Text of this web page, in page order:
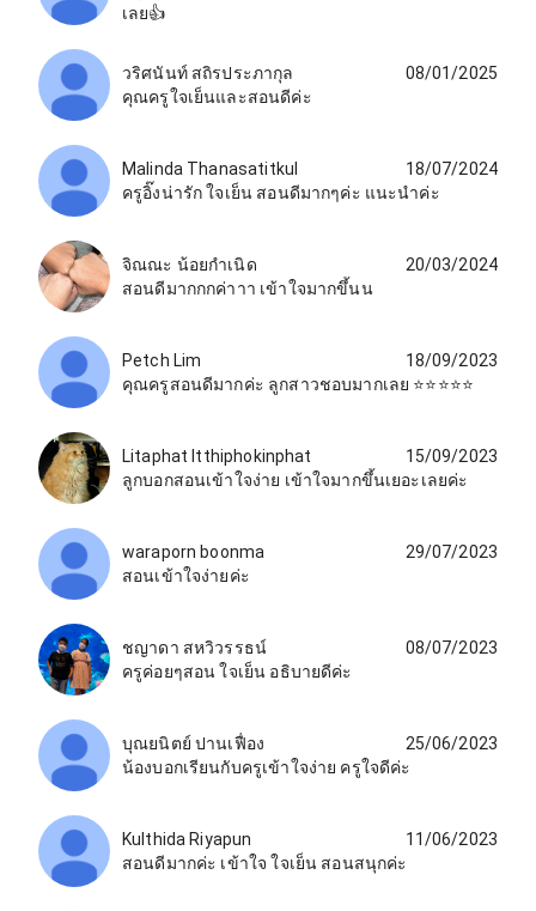
เลย👍
วริศนันท์ สถิรประภากุล
08/01/2025
คุณครูใจเย็นและสอนดีค่ะ
Malinda Thanasatitkul
18/07/2024
ครูอิ๊งน่ารัก ใจเย็น สอนดีมากๆค่ะ แนะนำค่ะ
จิณณะ น้อยกำเนิด
20/03/2024
สอนดีมากกกค่าาา เข้าใจมากขึ้นน
Petch Lim
18/09/2023
คุณครูสอนดีมากค่ะ ลูกสาวชอบมากเลย ⭐️⭐️⭐️⭐️⭐️
Litaphat Itthiphokinphat
15/09/2023
ลูกบอกสอนเข้าใจง่าย เข้าใจมากขึ้นเยอะเลยค่ะ
waraporn boonma
29/07/2023
สอนเข้าใจง่ายค่ะ
ชญาดา สหวิวรรธน์
08/07/2023
ครูค่อยๆสอน ใจเย็น อธิบายดีค่ะ
บุณยนิตย์ ปานเฟื่อง
25/06/2023
น้องบอกเรียนกับครูเข้าใจง่าย ครูใจดีค่ะ
Kulthida Riyapun
11/06/2023
สอนดีมากค่ะ เข้าใจ ใจเย็น สอนสนุกค่ะ